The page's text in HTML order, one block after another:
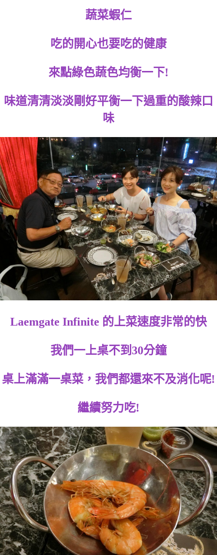
蔬菜蝦仁
吃的開心也要吃的健康
來點綠色蔬色均衡一下!
味道清清淡淡剛好平衡一下過重的酸辣口
味
Laemgate Infinite 的上菜速度非常的快
我們一上桌不到30分鐘
桌上滿滿一桌菜，我們都還來不及消化呢!
繼續努力吃!